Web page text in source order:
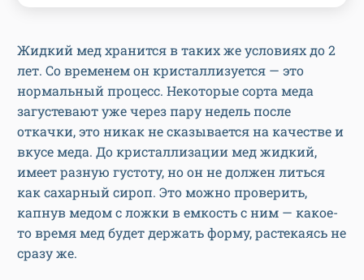
Жидкий мед хранится в таких же условиях до 2
лет. Со временем он кристаллизуется — это
нормальный процесс. Некоторые сорта меда
загустевают уже через пару недель после
откачки, это никак не сказывается на качестве и
вкусе меда. До кристаллизации мед жидкий,
имеет разную густоту, но он не должен литься
как сахарный сироп. Это можно проверить,
капнув медом с ложки в емкость с ним — какое-
то время мед будет держать форму, растекаясь не
сразу же.